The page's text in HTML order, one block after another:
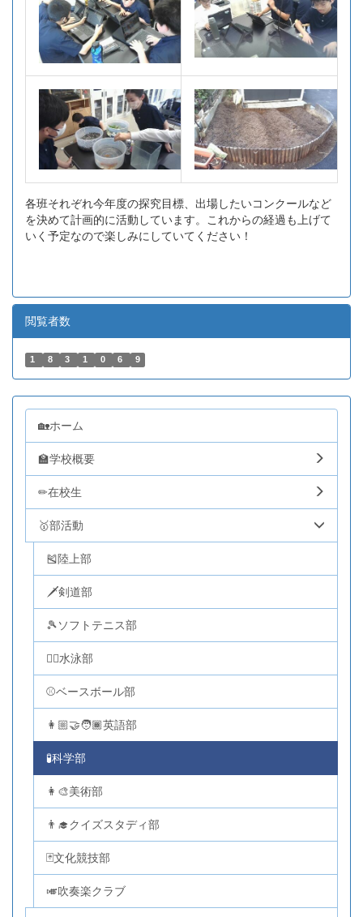
各班それぞれ今年度の探究目標、出場したいコンクールなど
を決めて計画的に活動しています。これからの経過も上げて
いく予定なので楽しみにしていてください！
閲覧者数
1 8 3 1 0 6 9
🏡ホーム
🏫学校概要
✏在校生
🥇部活動
🎽陸上部
🗡剣道部
🎾ソフトテニス部
🏊‍♂️水泳部
⚾ベースボール部
👩🏼‍🤝‍🧑🏾英語部
🧪科学部
👩‍🎨美術部
👨‍🎓クイズスタディ部
🃏文化競技部
🎺吹奏楽クラブ